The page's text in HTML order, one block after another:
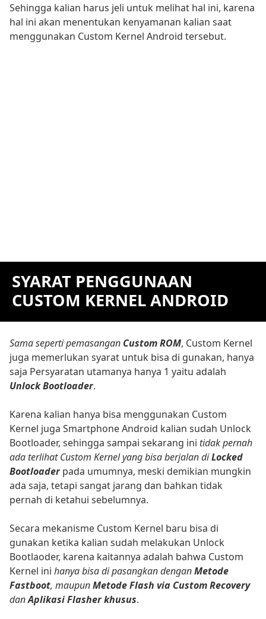
Sehingga kalian harus jeli untuk melihat hal ini, karena
hal ini akan menentukan kenyamanan kalian saat
menggunakan Custom Kernel Android tersebut.
SYARAT PENGGUNAAN
CUSTOM KERNEL ANDROID
Sama seperti pemasangan Custom ROM, Custom Kernel
juga memerlukan syarat untuk bisa di gunakan, hanya
saja Persyaratan utamanya hanya 1 yaitu adalah
Unlock Bootloader.
Karena kalian hanya bisa menggunakan Custom
Kernel juga Smartphone Android kalian sudah Unlock
Bootloader, sehingga sampai sekarang ini tidak pernah
ada terlihat Custom Kernel yang bisa berjalan diLocked
Bootloaderpada umumnya, meski demikian mungkin
ada saja, tetapi sangat jarang dan bahkan tidak
pernah di ketahui sebelumnya.
Secara mekanisme Custom Kernel baru bisa di
gunakan ketika kalian sudah melakukan Unlock
Bootlaoder, karena kaitannya adalah bahwa Custom
Kernel ini hanya bisa di pasangkan denganMetode
Fastboot, maupunMetode Flash via Custom Recovery
danAplikasi Flasher khusus.